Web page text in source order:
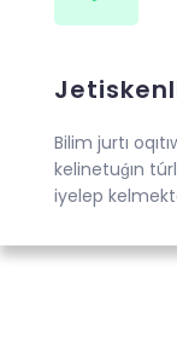
Bilim jurtı
kelinetuǵın
iyelep